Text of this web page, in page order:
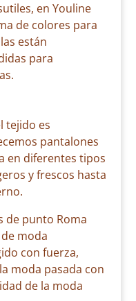
en Youline
de colores para
están
para
tejido es
pantalones
en diferentes tipos
y frescos hasta
de punto Roma
moda
con fuerza,
moda pasada con
de la moda